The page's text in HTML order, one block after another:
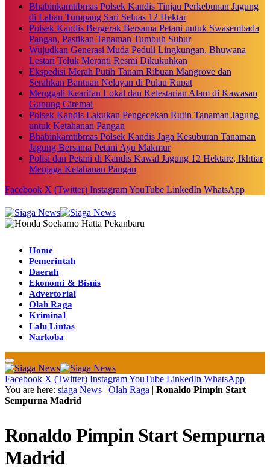
Bhabinkamtibmas Polsek Kandis Tinjau Perkebunan Jagung
di Lahan Tumpang Sari Seluas 12 Hektar
Polsek Kandis Bergerak Bersama Petani untuk Swasembada
Pangan, Pastikan Tanaman Tumbuh Subur
Wujudkan Generasi Muda Peduli Lingkungan, Bhuwana
Lestari Teluk Meranti Resmi Dikukuhkan
Ekspedisi Merah Putih Tanam Ribuan Mangrove dan
Serahkan Bantuan Nelayan di Pulau Rupat
Menggali Kearifan Lokal dan Kelestarian Alam di Kawasan
Gunung Ciremai
Polsek Kandis Lakukan Pengecekan Rutin Tanaman Jagung
untuk Ketahanan Pangan
Bhabinkamtibmas Polsek Kandis Jaga Kesuburan Tanaman
Jagung Bersama Petani Ayu Makmur
Polisi dan Petani di Kandis Kawal Jagung 12 Hektare, Ikhtiar
Menjaga Ketahanan Pangan
Facebook X (Twitter) InstagramYouTube LinkedIn WhatsApp
Home
Pemerintah
Daerah
Ekonomi & Bisnis
Advertorial
Olah Raga
Kriminal
Lalu Lintas
Narkoba
Facebook X (Twitter) InstagramYouTube LinkedIn WhatsApp
You are here: siaga News | Olah Raga | Ronaldo Pimpin Start
Sempurna Madrid
Ronaldo Pimpin Start Sempurna
Madrid